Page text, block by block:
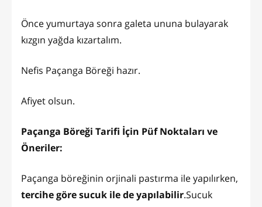
Önce yumurtaya sonra galeta ununa bulayarak
kızgın yağda kızartalım.
Nefis Paçanga Böreği hazır.
Afiyet olsun.
Paçanga Böreği Tarifi İçin Püf Noktaları ve
Öneriler:
Paçanga böreğinin orjinali pastırma ile yapılırken,
tercihe göre sucuk ile de yapılabilir.Sucuk